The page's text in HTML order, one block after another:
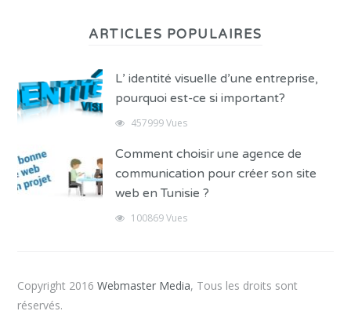
ARTICLES POPULAIRES
L’ identité visuelle d’une entreprise,
pourquoi est-ce si important?
457999 Vues
Comment choisir une agence de
communication pour créer son site
web en Tunisie ?
100869 Vues
Copyright 2016Webmaster Media, Tous les droits sont
réservés.